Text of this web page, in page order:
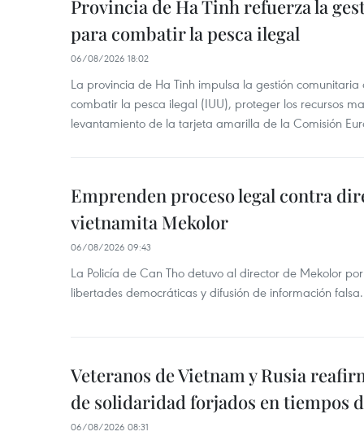
Provincia de Ha Tinh refuerza la
para combatir la pesca ilegal
06/08/2026 18:02
La provincia de Ha Tinh impulsa la gestión
combatir la pesca ilegal (IUU), proteger los recursos
levantamiento de la tarjeta amarilla de la Comisión
Emprenden proceso legal contra
vietnamita Mekolor
06/08/2026 09:43
La Policía de Can Tho detuvo al director de Mekolor
libertades democráticas y difusión de información falsa.
Veteranos de Vietnam y Rusia
de solidaridad forjados en tiempos
06/08/2026 08:31